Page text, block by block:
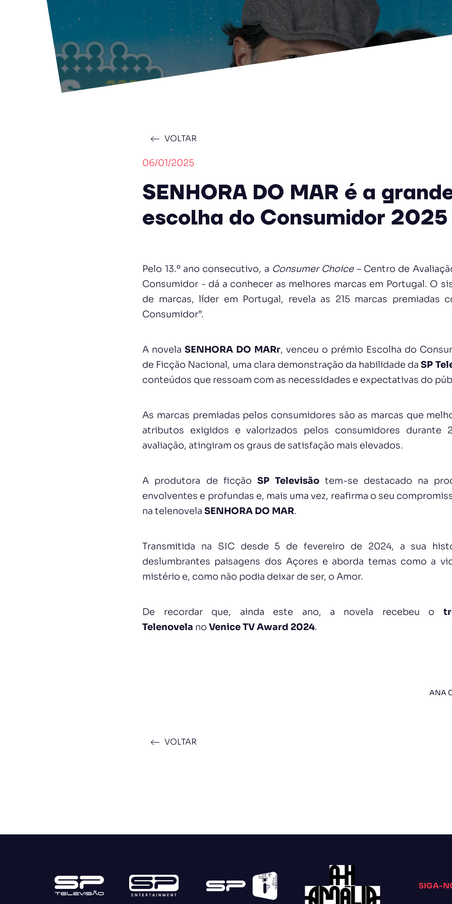
VOLTAR
06/01/2025
SENHORA DO MAR é a
escolha do Consumidor 2025
Pelo 13.º ano consecutivo, a Consumer Choice– Centro de
Consumidor - dá a conhecer as melhores marcas em Portugal. O
de marcas, líder em Portugal, revela as 215 marcas premiadas
Consumidor”.
A novelaSENHORA DO MARr, venceu o prémio Escolha do
de Ficção Nacional, uma clara demonstração da habilidade daSP
conteúdos que ressoam com as necessidades e expectativas do
As marcas premiadas pelos consumidores são as marcas que
atributos exigidos e valorizados pelos consumidores durante
avaliação, atingiram os graus de satisfação mais elevados.
A produtora de ficção SP Televisãotem-se destacado na
envolventes e profundas e, mais uma vez, reafirma o seu
na telenovelaSENHORA DO MAR.
Transmitida na SIC desde 5 de fevereiro de 2024, a sua
deslumbrantes paisagens dos Açores e aborda temas como a
mistério e, como não podia deixar de ser, o Amor.
De recordar que, ainda este ano, a novela recebeu o
Telenovela noVenice TV Award 2024.
ANA
VOLTAR
SIGA-